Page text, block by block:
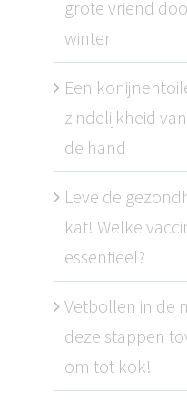
grote vriend
winter
Een
zindelijkheid
de hand
Leve de
kat! Welke
essentieel?
Vetbollen in de
deze stappen
om tot kok!